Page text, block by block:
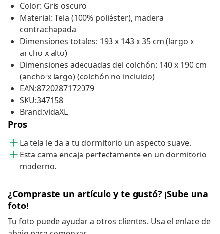
Color: Gris oscuro
Material: Tela (100% poliéster), madera
contrachapada
Dimensiones totales: 193 x 143 x 35 cm (largo x
ancho x alto)
Dimensiones adecuadas del colchón: 140 x 190 cm
(ancho x largo) (colchón no incluido)
EAN:8720287172079
SKU:347158
Brand:vidaXL
Pros
La tela le da a tu dormitorio un aspecto suave.
Esta cama encaja perfectamente en un dormitorio
moderno.
¿Compraste un artículo y te gustó? ¡Sube una
foto!
Tu foto puede ayudar a otros clientes. Usa el enlace de